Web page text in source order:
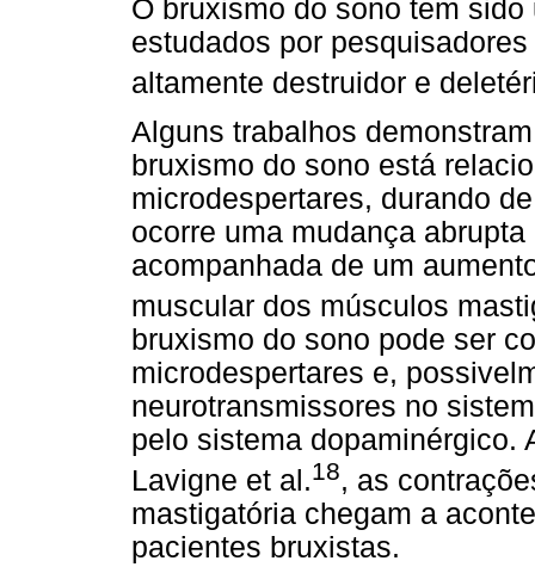
O bruxismo do sono tem
estudados por
altamente destruidor e
Alguns trabalhos
bruxismo do sono está
microdespertares, durando
ocorre uma mudança
acompanhada de um
muscular dos músculos
bruxismo do sono pode ser
microdespertares e,
neurotransmissores no
pelo sistema dopaminérgico.
Lavigne et al.18, as
mastigatória chegam a
pacientes bruxistas.